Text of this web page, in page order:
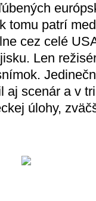
tomu patrí
cez celé
Len
aj scenár a v
úlohy,